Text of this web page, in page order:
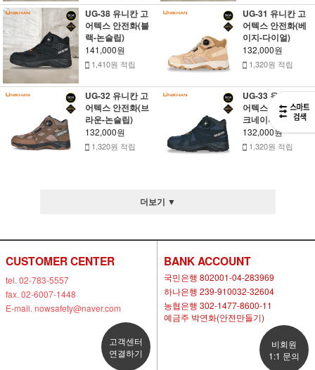
UG-38 유니칸 고
어텍스 안전화(블
랙-논슬립)
141,000원
1,410원 적립
UG-31 유니칸 고
어텍스 안전화(베
이지-다이얼)
132,000원
1,320원 적립
UG-32 유니칸 고
어텍스 안전화(브
라운-논슬립)
132,000원
1,320원 적립
UG-33 유니칸 고
어텍스 안전화(다
크네이비-다이얼)
132,000원
1,320원 적립
더보기 ▼
CUSTOMER CENTER
tel. 02-783-5557
fax. 02-6007-1448
E-mail. nowsafety@naver.com
고객센터
연결하기
BANK ACCOUNT
국민은행 802001-04-283969
하나은행 239-910032-32604
농협은행 302-1477-8600-11
예금주 박연화(안전만들기)
비회원
1:1 문의